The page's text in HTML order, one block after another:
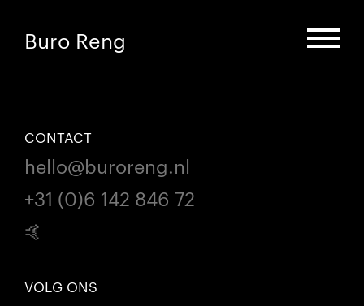
Buro Reng
CONTACT
hello@buroreng.nl
+31 (0)6 142 846 72
🤙
VOLG ONS